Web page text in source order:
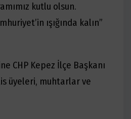
kutlu olsun.
ışığında kalın”
CHP Kepez İlçe Başkanı
üyeleri, muhtarlar ve